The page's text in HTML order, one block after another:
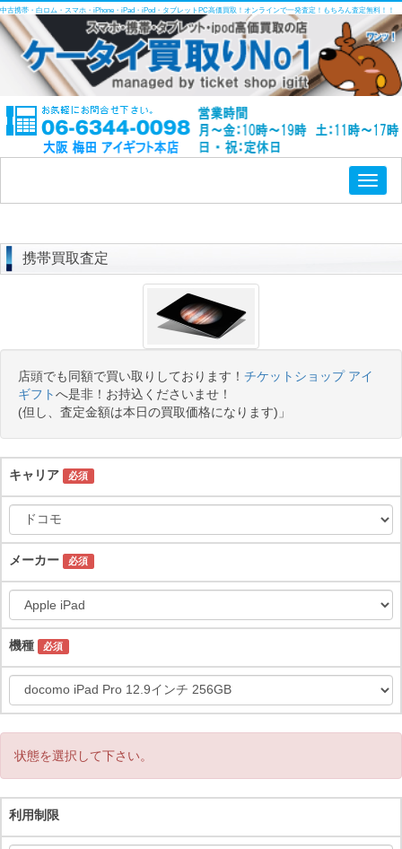
中古携帯・白ロム・スマホ・iPhone・iPad・iPod・タブレットPC高価買取！オンラインで一発査定！もちろん査定無料！！
携帯買取査定
店頭でも同額で買い取りしております！ チケットショップ アイ
ギフトへ是非！お持込くださいませ！
(但し、査定金額は本日の買取価格になります)」
キャリア 必須
メーカー 必須
機種 必須
状態を選択して下さい。
利用制限